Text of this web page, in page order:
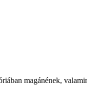
magánének,